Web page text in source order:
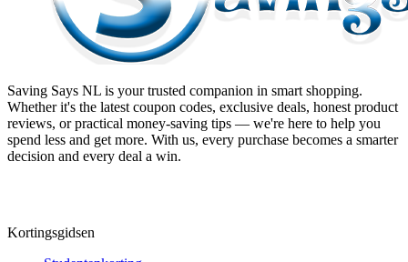
Saving Says NL is your trusted companion in smart shopping.
Whether it's the latest coupon codes, exclusive deals, honest product
reviews, or practical money-saving tips — we're here to help you
spend less and get more. With us, every purchase becomes a smarter
decision and every deal a win.
Kortingsgidsen